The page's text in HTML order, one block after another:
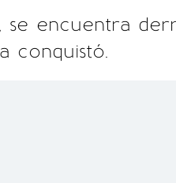
se encuentra
conquistó.